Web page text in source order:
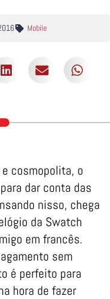
Mobile
cosmopolita, o
dar conta das
nisso, chega
da Swatch
em francês.
sem
é perfeito para
hora de fazer